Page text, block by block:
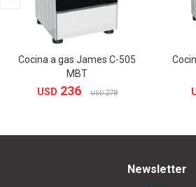
Cocina a gas James C-505
MBT
USD 236 USD 278
Newsletter